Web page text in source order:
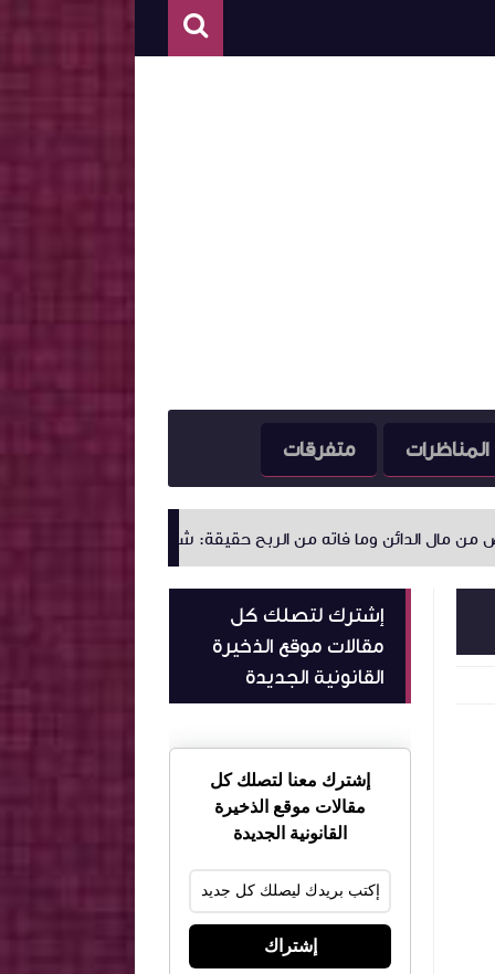
المناظرات متفرقات
حقيقة: شرح الفصل 278 من مجلة الالتزامات والعقود
إشترك لتصلك كل
مقالات موقع الذخيرة
القانونية الجديدة
إشترك معنا لتصلك كل
مقالات موقع الذخيرة
القانونية الجديدة
إشتراك